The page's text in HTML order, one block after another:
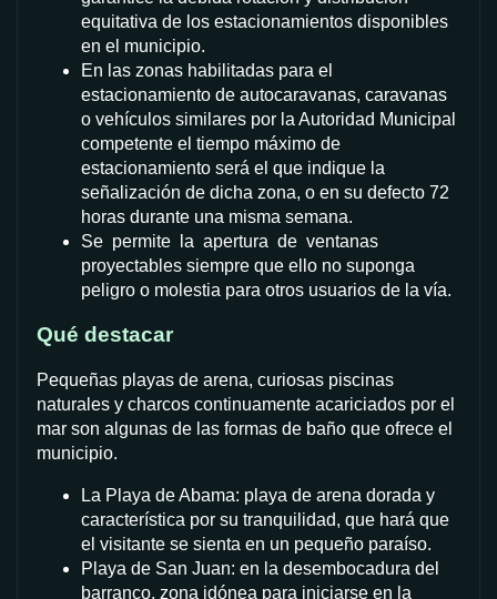
equitativa de los estacionamientos disponibles
en el municipio.
En las zonas habilitadas para el
estacionamiento de autocaravanas, caravanas
o vehículos similares por la Autoridad Municipal
competente el tiempo máximo de
estacionamiento será el que indique la
señalización de dicha zona, o en su defecto 72
horas durante una misma semana.
Se permite la apertura de ventanas
proyectables siempre que ello no suponga
peligro o molestia para otros usuarios de la vía.
Qué destacar
Pequeñas playas de arena, curiosas piscinas
naturales y charcos continuamente acariciados por el
mar son algunas de las formas de baño que ofrece el
municipio.
La Playa de Abama: playa de arena dorada y
característica por su tranquilidad, que hará que
el visitante se sienta en un pequeño paraíso.
Playa de San Juan: en la desembocadura del
barranco, zona idónea para iniciarse en la